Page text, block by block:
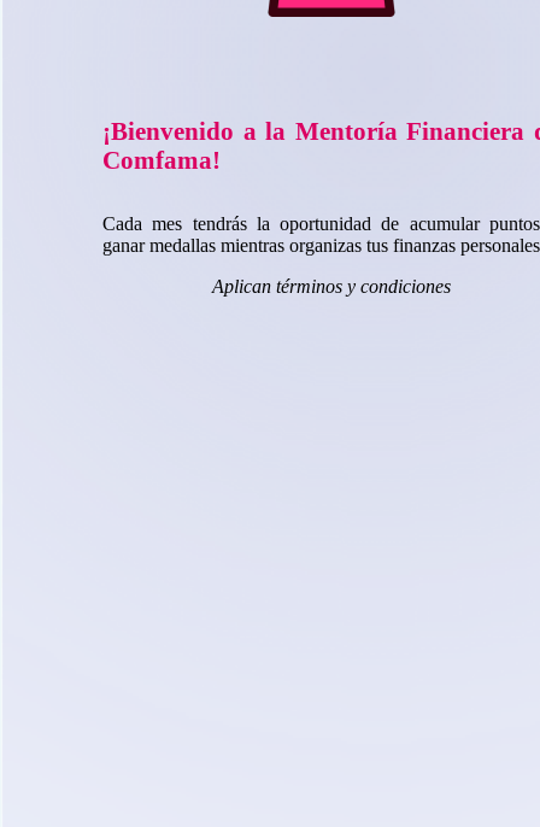
¡Bienvenido a la Mentoría Financiera
Comfama!
Cada mes tendrás la oportunidad de acumular
ganar medallas mientras organizas tus finanzas
Aplican términos y condiciones
Al realizar tu diagnóstico financiero recibes orientación clara para